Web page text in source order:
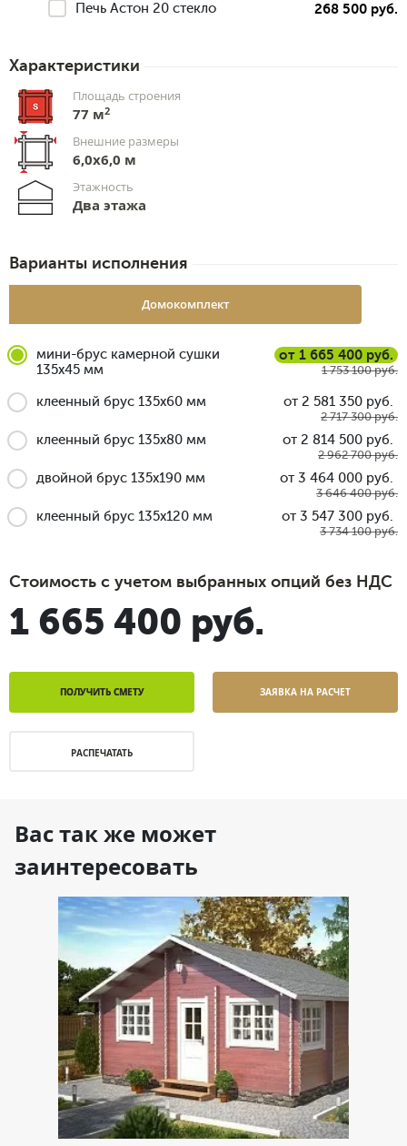
Печь Астон 20 стекло 268 500 руб.
Характеристики
Площадь строения
77 м2
Внешние размеры
6,0х6,0 м
Этажность
Два этажа
Варианты исполнения
Домокомплект
мини-брус камерной сушки
135x45 мм
от 1 665 400 руб.
1 753 100 руб.
клеенный брус 135x60 мм от 2 581 350 руб.
2 717 300 руб.
клеенный брус 135x80 мм от 2 814 500 руб.
2 962 700 руб.
двойной брус 135x190 мм от 3 464 000 руб.
3 646 400 руб.
клеенный брус 135x120 мм от 3 547 300 руб.
3 734 100 руб.
Стоимость с учетом выбранных опций без НДС
1 665 400 руб.
ПОЛУЧИТЬ СМЕТУ ЗАЯВКА НА РАСЧЕТ
РАСПЕЧАТАТЬ
Вас так же может
заинтересовать